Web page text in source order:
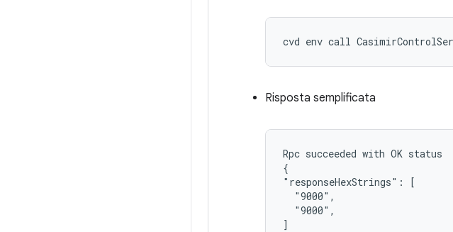
Risposta semplificata
Rpc succeeded with OK status
{
"responseHexStrings": [
  "9000",
  "9000",
]